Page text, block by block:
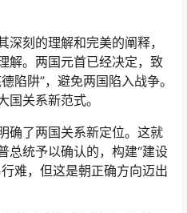
刻的理解和完美的阐释，
解。两国元首已经决定，致
陷阱”，避免两国陷入战争。
国关系新范式。
了两国关系新定位。这就
总统予以确认的，构建“建设
难，但这是朝正确方向迈出